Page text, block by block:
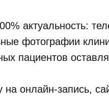
актуальность:
фотографии
пациентов
на онлайн-запись,